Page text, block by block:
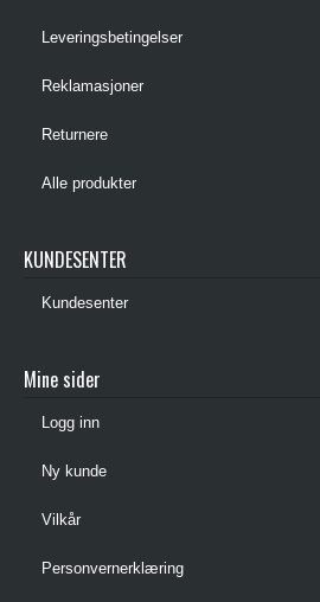
Leveringsbetingelser
Reklamasjoner
Returnere
Alle produkter
KUNDESENTER
Kundesenter
Mine sider
Logg inn
Ny kunde
Vilkår
Personvernerklæring